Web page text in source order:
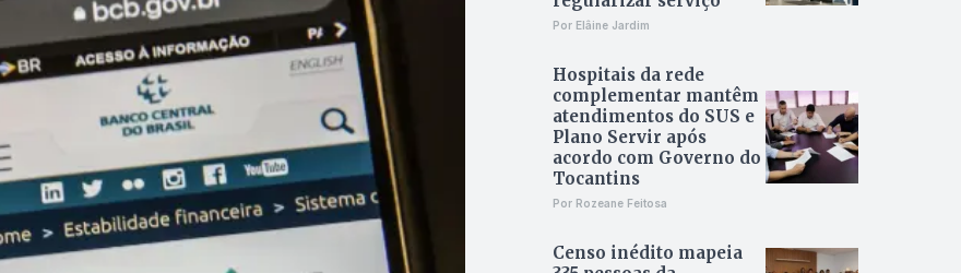
Por Elâine Jardim
Hospitais da rede
complementar mantêm
atendimentos do SUS e
Plano Servir após
acordo com Governo do
Tocantins
Por Rozeane Feitosa
Censo inédito mapeia